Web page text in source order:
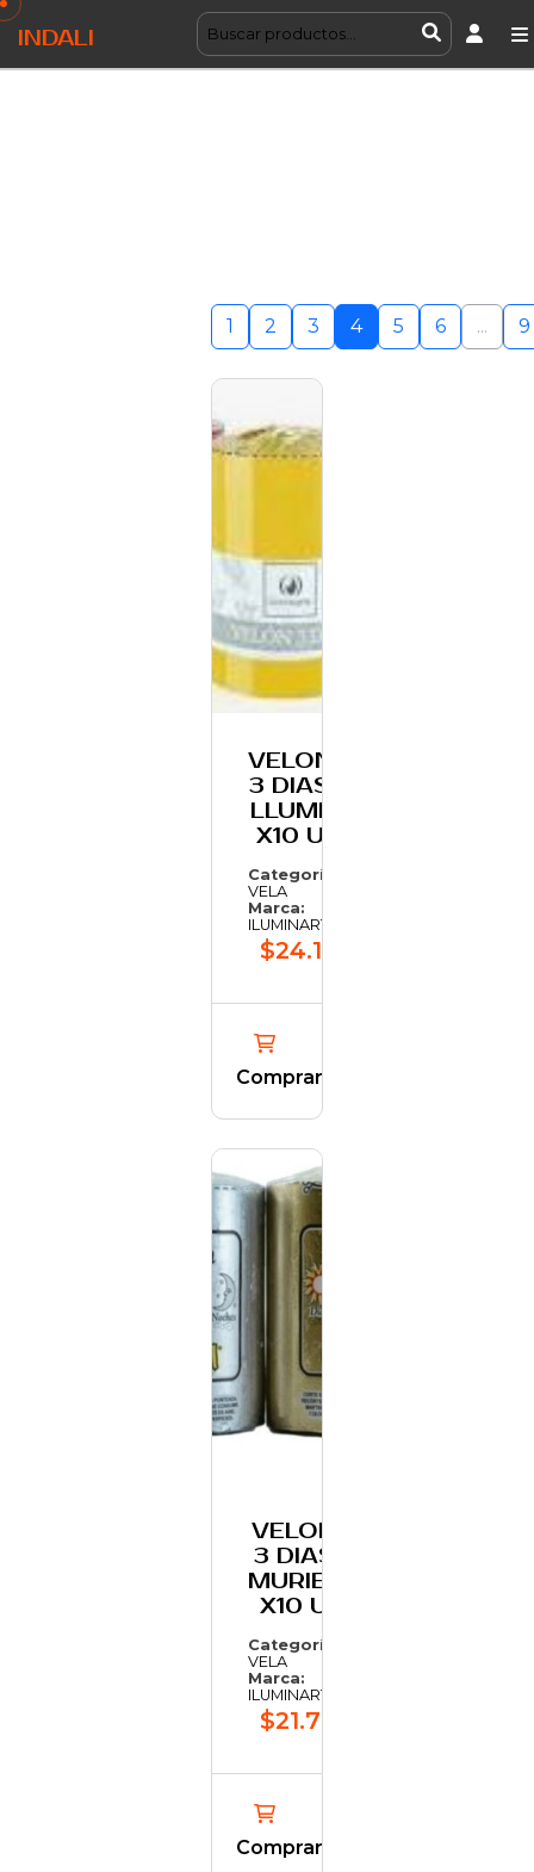
INDALI
1 2 3 4 5 6 ... 9
VELON
3 DIAS
LLUMI.
X10 U
Categoría:
VELA
Marca:
ILUMINARTE
$24.174,66
Comprar
VELON
3 DIAS
MURIEL
X10 U
Categoría:
VELA
Marca:
ILUMINARTE
$21.784,59
Comprar